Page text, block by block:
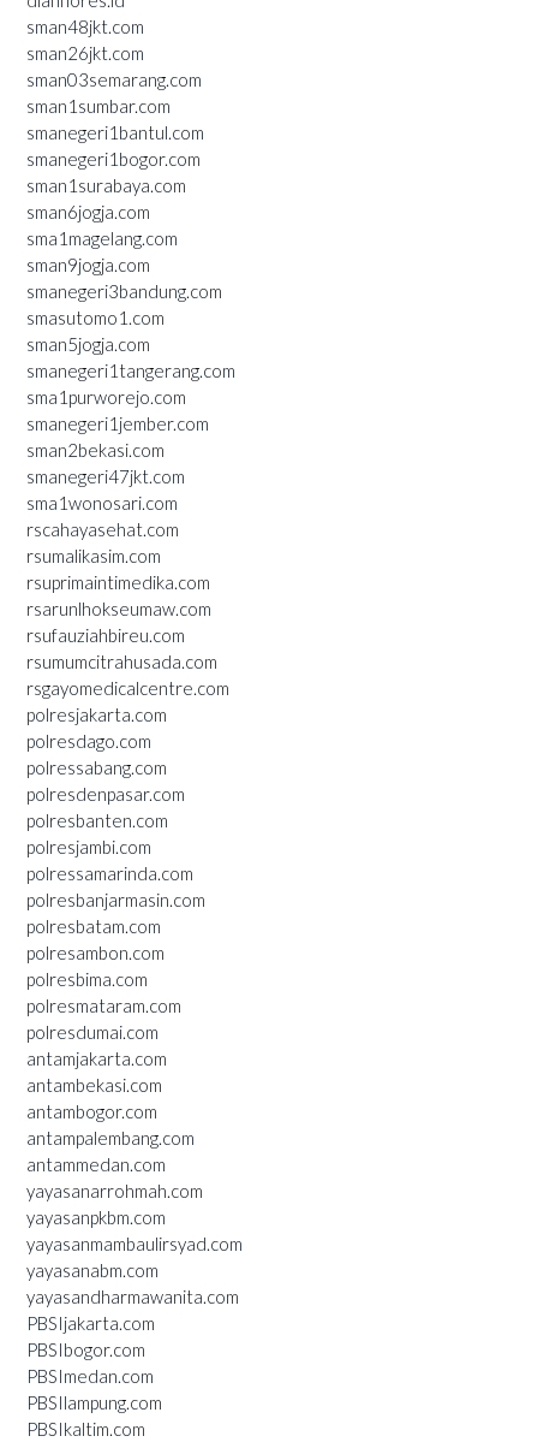
sman48jkt.com
sman26jkt.com
sman03semarang.com
sman1sumbar.com
smanegeri1bantul.com
smanegeri1bogor.com
sman1surabaya.com
sman6jogja.com
sma1magelang.com
sman9jogja.com
smanegeri3bandung.com
smasutomo1.com
sman5jogja.com
smanegeri1tangerang.com
sma1purworejo.com
smanegeri1jember.com
sman2bekasi.com
smanegeri47jkt.com
sma1wonosari.com
rscahayasehat.com
rsumalikasim.com
rsuprimaintimedika.com
rsarunlhokseumaw.com
rsufauziahbireu.com
rsumumcitrahusada.com
rsgayomedicalcentre.com
polresjakarta.com
polresdago.com
polressabang.com
polresdenpasar.com
polresbanten.com
polresjambi.com
polressamarinda.com
polresbanjarmasin.com
polresbatam.com
polresambon.com
polresbima.com
polresmataram.com
polresdumai.com
antamjakarta.com
antambekasi.com
antambogor.com
antampalembang.com
antammedan.com
yayasanarrohmah.com
yayasanpkbm.com
yayasanmambaulirsyad.com
yayasanabm.com
yayasandharmawanita.com
PBSIjakarta.com
PBSIbogor.com
PBSImedan.com
PBSIlampung.com
PBSIkaltim.com